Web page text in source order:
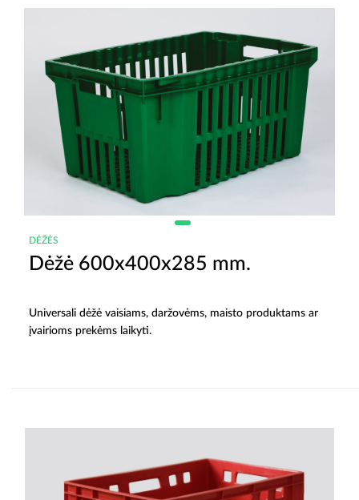
DĖŽĖS
Dėžė 600x400x285 mm.
Universali dėžė vaisiams, daržovėms, maisto produktams ar
įvairioms prekėms laikyti.